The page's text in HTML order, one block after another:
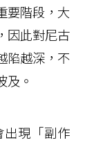
要階段，大
因此對尼古
陷越深，不
及。
現「副作